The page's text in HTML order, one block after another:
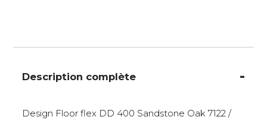
Description complète
Design Floor flex DD 400 Sandstone Oak 7122 /